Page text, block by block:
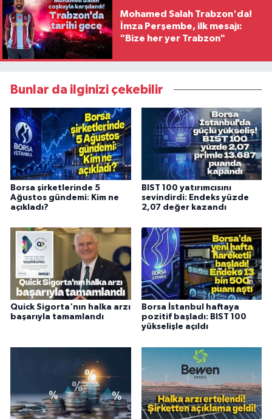
Mohamed Salah Trabzon'da!
İmza Perşembe, ilk mesajı:
"Bize her yer Trabzon"
Bunlar da ilginizi çekebilir
Borsa şirketlerinde 5
Ağustos gündemi: Kim ne
açıkladı?
BIST 100 yatırımcısını
sevindirdi: Endeks yüzde
2,07 değer kazandı
Quick Sigorta'nın halka arzı
başarıyla tamamlandı
Borsa İstanbul haftaya
pozitif başladı: BIST 100
yükselişle açıldı